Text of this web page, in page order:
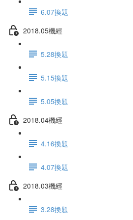
6.07換題
2018.05機經
5.28換題
5.15換題
5.05換題
2018.04機經
4.16換題
4.07換題
2018.03機經
3.28換題